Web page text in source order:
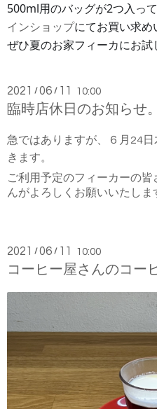
500ml用のバッグが2つ入っ
インショップにてお買い求め
ぜひ夏のお家フィーカにお試
2021 /06 / 11 10:00
臨時店休日のお知らせ。
急ではありますが、６月24
きます。
ご利用予定のフィーカーの
んがよろしくお願いいたしま
2021 /06 / 11 10:00
コーヒー屋さんのコー